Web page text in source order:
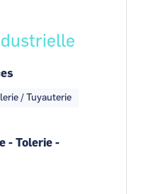
/ Tuyauterie
- Tolerie -